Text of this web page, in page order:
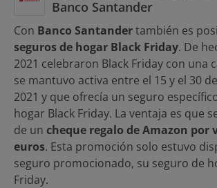
Banco Santander
Con Banco Santandertambién es
seguros de hogar Black Friday. De
2021 celebraron Black Friday con una
se mantuvo activa entre el 15 y el 30
2021 y que ofrecía un seguro
hogar Black Friday. La ventaja es que
de un cheque regalo de Amazon por
euros. Esta promoción solo estuvo
seguro promocionado, su seguro de
Friday.